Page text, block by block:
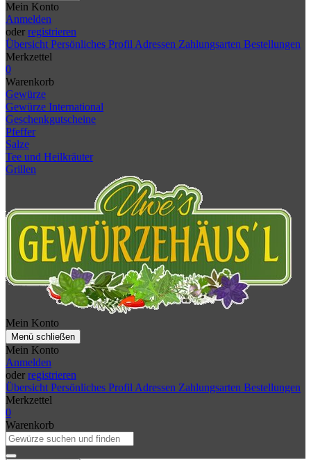
Mein Konto
Anmelden
oder registrieren
Übersicht Persönliches Profil Adressen Zahlungsarten Bestellungen
Merkzettel
0
Warenkorb
Gewürze
Gewürze International
Geschenkgutscheine
Pfeffer
Salze
Tee und Heilkräuter
Grillen
Mein Konto
Menü schließen
Mein Konto
Anmelden
oder registrieren
Übersicht Persönliches Profil Adressen Zahlungsarten Bestellungen
Merkzettel
0
Warenkorb